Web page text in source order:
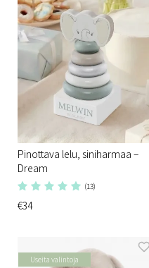
Pinottava lelu, siniharmaa –
Dream
(13)
€34
Useita valintoja